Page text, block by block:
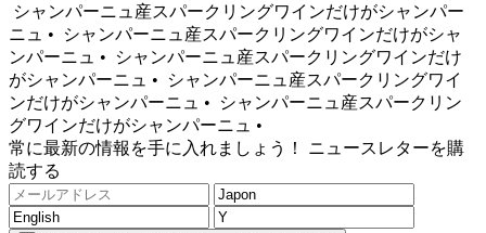
シャンパーニュ産スパークリングワインだけがシャンパー
ニュ •
シャンパーニュ産スパークリングワインだけがシャ
ンパーニュ •
シャンパーニュ産スパークリングワインだけ
がシャンパーニュ •
シャンパーニュ産スパークリングワイ
ンだけがシャンパーニュ •
シャンパーニュ産スパークリン
グワインだけがシャンパーニュ •
常に最新の情報を手に入れましょう！ ニュースレターを購
読する